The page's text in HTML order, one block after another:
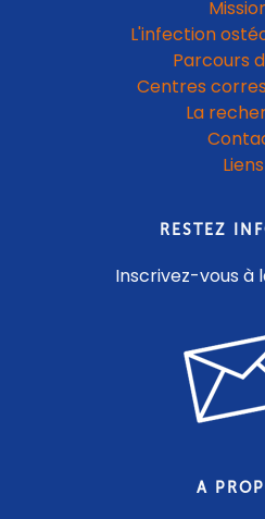
L'infection
Parcours
Centres
La
Liens
RESTEZ
Inscrivez-vous à
A